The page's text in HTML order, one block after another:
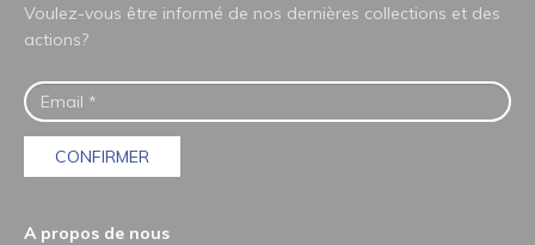
Voulez-vous être informé de nos dernières collections et des
actions?
CONFIRMER
A propos de nous